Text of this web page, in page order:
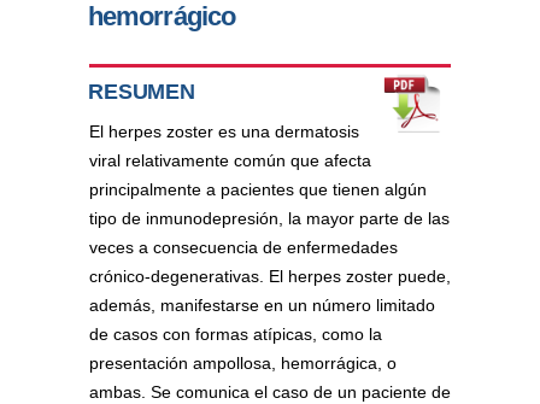
hemorrágico
RESUMEN
El herpes zoster es una dermatosis
viral relativamente común que afecta
principalmente a pacientes que tienen algún
tipo de inmunodepresión, la mayor parte de las
veces a consecuencia de enfermedades
crónico-degenerativas. El herpes zoster puede,
además, manifestarse en un número limitado
de casos con formas atípicas, como la
presentación ampollosa, hemorrágica, o
ambas. Se comunica el caso de un paciente de